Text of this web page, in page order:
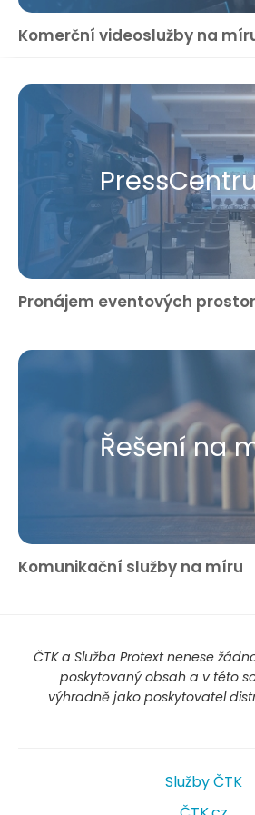
Komerční videoslužby na
Pronájem eventových
Řešení na
Komunikační služby na míru
ČTK a Služba Protext nenese
poskytovaný obsah a v této
výhradně jako poskytovatel
Služby ČTK